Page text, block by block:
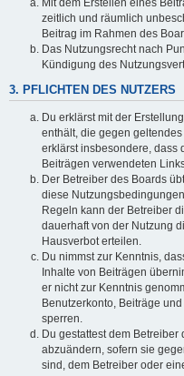
Mit dem Erstellen eines
zeitlich und räumlich
Beitrag im Rahmen des
Das Nutzungsrecht nach
Kündigung des
3. PFLICHTEN DES NUTZERS
Du erklärst mit der
enthält, die gegen
erklärst insbesondere, dass
Beiträgen verwendeten
Der Betreiber des Boards
diese
Regeln kann der Betreiber
dauerhaft von der Nutzung
Hausverbot erteilen.
Du nimmst zur Kenntnis,
Inhalte von Beiträgen
er nicht zur Kenntnis
Benutzerkonto, Beiträge
sperren.
Du gestattest dem
abzuändern, sofern sie
sind, dem Betreiber oder